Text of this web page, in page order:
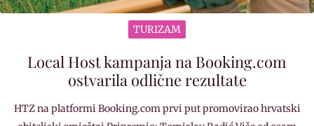
TURIZAM
Local Host kampanja na Booking.com
ostvarila odlične rezultate
HTZ na platformi Booking.com prvi put promovirao hrvatski